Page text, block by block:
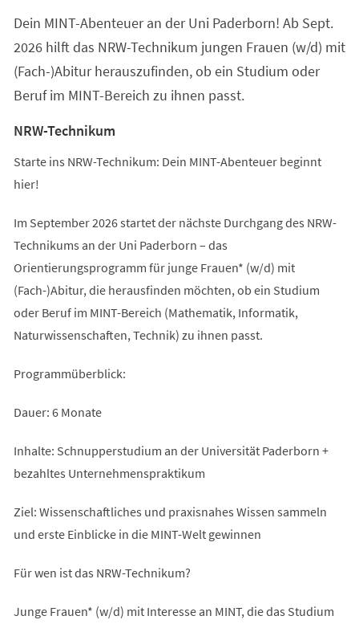
Dein MINT-Abenteuer an der Uni Paderborn! Ab Sept.
2026 hilft das NRW-Technikum jungen Frauen (w/d) mit
(Fach-)Abitur herauszufinden, ob ein Studium oder
Beruf im MINT-Bereich zu ihnen passt.
NRW-Technikum
Starte ins NRW-Technikum: Dein MINT-Abenteuer beginnt
hier!
Im September 2026 startet der nächste Durchgang des NRW-
Technikums an der Uni Paderborn – das
Orientierungsprogramm für junge Frauen* (w/d) mit
(Fach-)Abitur, die herausfinden möchten, ob ein Studium
oder Beruf im MINT-Bereich (Mathematik, Informatik,
Naturwissenschaften, Technik) zu ihnen passt.
Programmüberblick:
Dauer: 6 Monate
Inhalte: Schnupperstudium an der Universität Paderborn +
bezahltes Unternehmenspraktikum
Ziel: Wissenschaftliches und praxisnahes Wissen sammeln
und erste Einblicke in die MINT-Welt gewinnen
Für wen ist das NRW-Technikum?
Junge Frauen* (w/d) mit Interesse an MINT, die das Studium